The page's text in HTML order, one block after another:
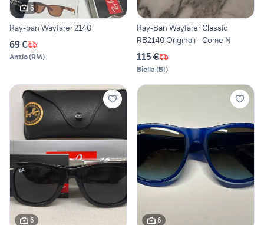
6
Ray-ban Wayfarer 2140
69 €
Anzio(RM)
Ray-Ban Wayfarer Classic
RB2140 Originali - Come N
115 €
Biella (BI)
6 6